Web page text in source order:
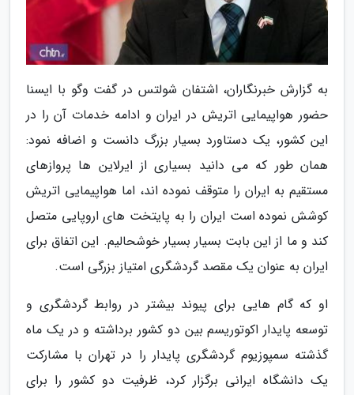
به گزارش خبرنگاران، اشتفان شولتس در گفت وگو با ایسنا
حضور هواپیمایی اتریش در ایران و ادامه خدمات آن را در
این کشور، یک دستاورد بسیار بزرگ دانست و اضافه نمود:
همان طور که می دانید بسیاری از ایرلاین ها پروازهای
مستقیم به ایران را متوقف نموده اند، اما هواپیمایی اتریش
کوشش نموده است ایران را به پایتخت های اروپایی متصل
کند و ما از این بابت بسیار بسیار خوشحالیم. این اتفاق برای
ایران به عنوان یک مقصد گردشگری امتیاز بزرگی است.
او که گام هایی برای پیوند بیشتر در روابط گردشگری و
توسعه پایدار اکوتوریسم بین دو کشور برداشته و در یک ماه
گذشته سمپوزیوم گردشگری پایدار را در تهران با مشارکت
یک دانشگاه ایرانی برگزار کرد، ظرفیت دو کشور را برای